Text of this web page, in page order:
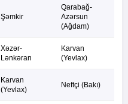
Şəmkir
Qarabağ-
Azərsun
(Ağdam)
Xəzər-
Lənkəran
Karvan
(Yevlax)
Karvan
(Yevlax)
Neftçi (Bakı)